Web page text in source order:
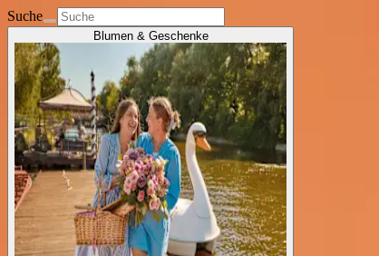
Suche
Blumen & Geschenke